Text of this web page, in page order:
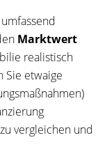
Marktwert
realistisch
Sie etwaige
vergleichen und